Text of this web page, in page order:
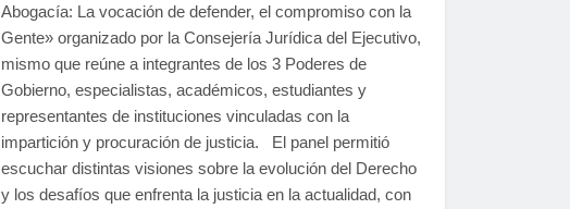
Abogacía: La vocación de defender, el compromiso con la
Gente» organizado por la Consejería Jurídica del Ejecutivo,
mismo que reúne a integrantes de los 3 Poderes de
Gobierno, especialistas, académicos, estudiantes y
representantes de instituciones vinculadas con la
impartición y procuración de justicia. El panel permitió
escuchar distintas visiones sobre la evolución del Derecho
y los desafíos que enfrenta la justicia en la actualidad, con